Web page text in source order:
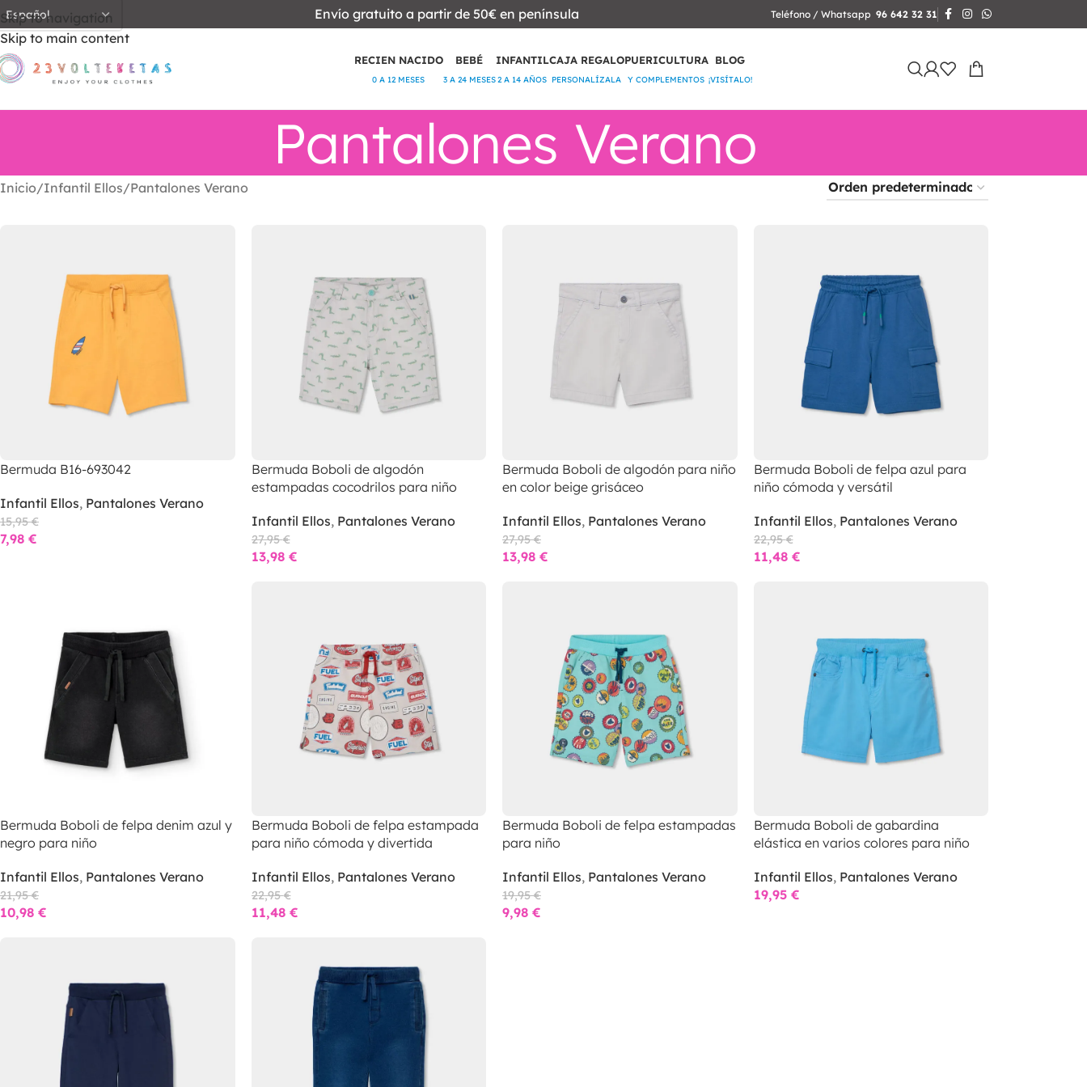
Skip to navigation
Skip to main content
Envío gratuito a partir de 50€ en península Teléfono / Whatsapp 96 642 32 31
RECIEN NACIDO
0 A 12 MESES
BEBÉ
3 A 24 MESES
INFANTIL
2 A 14 AÑOS
CAJA REGALO
PERSONALÍZALA
PUERICULTURA
Y COMPLEMENTOS
BLOG
¡VISÍTALO!
Pantalones Verano
Inicio Infantil Ellos Pantalones Verano
Bermuda B16-693042
Infantil Ellos, Pantalones Verano
15,95€
7,98 €
Bermuda Boboli de algodón
estampadas cocodrilos para niño
Infantil Ellos, Pantalones Verano
27,95€
13,98 €
Bermuda Boboli de algodón para niño
en color beige grisáceo
Infantil Ellos, Pantalones Verano
27,95€
13,98 €
Bermuda Boboli de felpa azul para
niño cómoda y versátil
Infantil Ellos, Pantalones Verano
22,95€
11,48 €
Bermuda Boboli de felpa denim azul y
negro para niño
Infantil Ellos, Pantalones Verano
21,95€
10,98 €
Bermuda Boboli de felpa estampada
para niño cómoda y divertida
Infantil Ellos, Pantalones Verano
22,95€
11,48 €
Bermuda Boboli de felpa estampadas
para niño
Infantil Ellos, Pantalones Verano
19,95€
9,98 €
Bermuda Boboli de gabardina
elástica en varios colores para niño
Infantil Ellos, Pantalones Verano
19,95 €